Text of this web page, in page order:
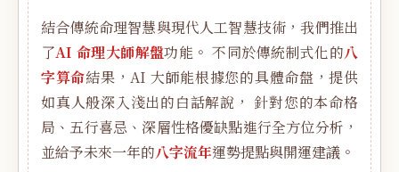
結合傳統命理智慧與現代人工智慧技術，我們推出
了AI 命理大師解盤功能。 不同於傳統制式化的八
字算命結果，AI 大師能根據您的具體命盤，提供
如真人般深入淺出的白話解說， 針對您的本命格
局、五行喜忌、深層性格優缺點進行全方位分析，
並給予未來一年的八字流年運勢提點與開運建議。